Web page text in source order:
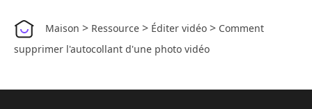
Maison > Ressource > Éditer vidéo > Comment
supprimer l'autocollant d'une photo vidéo